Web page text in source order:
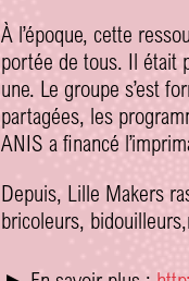
À l’époque, cette
portée de tous. Il était
une. Le groupe s’est
partagées, les
ANIS a financé
Depuis, Lille Makers
bricoleurs,